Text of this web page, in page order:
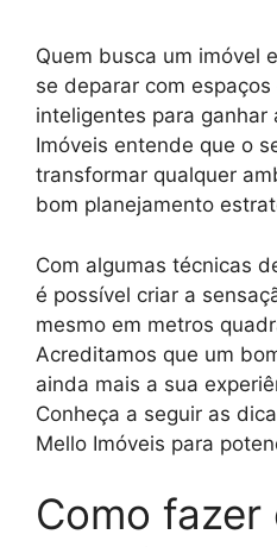
Quem busca um imóvel
se deparar com
inteligentes para ganhar
Imóveis entende que o
transformar qualquer
bom planejamento
Com algumas técnicas
é possível criar a
mesmo em metros
Acreditamos que um
ainda mais a sua
Conheça a seguir as
Mello Imóveis para
Como fazer